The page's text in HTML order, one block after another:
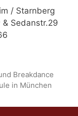
/ Starnberg
& Sedanstr.29
Breakdance
in München